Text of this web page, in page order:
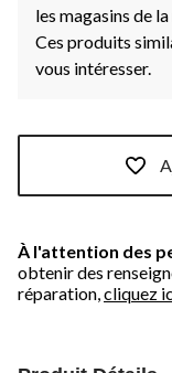
les magasins de
Ces produits
vous intéresser.
À l'attention des
obtenir des
réparation, cliquez